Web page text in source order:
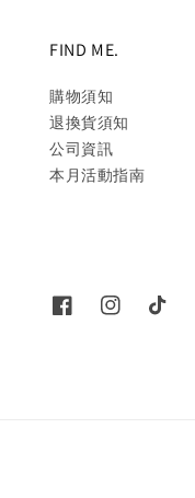
FIND ME.
購物須知
退換貨須知
公司資訊
本月活動指南